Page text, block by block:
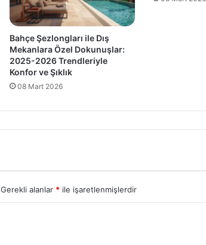
Bahçe Şezlongları ile Dış
Mekanlara Özel Dokunuşlar:
2025-2026 Trendleriyle
Konfor ve Şıklık
08 Mart 2026
Gerekli alanlar * ile işaretlenmişlerdir